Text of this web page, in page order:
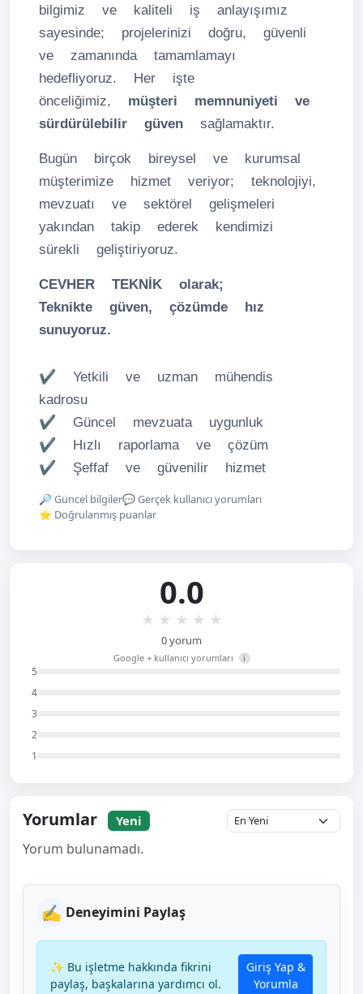
bilgimiz ve kaliteli iş anlayışımız
sayesinde; projelerinizi doğru, güvenli
ve zamanında tamamlamayı
hedefliyoruz. Her işte
önceliğimiz, müşteri memnuniyeti ve
sürdürülebilir güven sağlamaktır.
Bugün birçok bireysel ve kurumsal
müşterimize hizmet veriyor; teknolojiyi,
mevzuatı ve sektörel gelişmeleri
yakından takip ederek kendimizi
sürekli geliştiriyoruz.
CEVHER TEKNİK olarak;
Teknikte güven, çözümde hız
sunuyoruz.
✔ Yetkili ve uzman mühendis
kadrosu
✔ Güncel mevzuata uygunluk
✔ Hızlı raporlama ve çözüm
✔ Şeffaf ve güvenilir hizmet
🔎 Güncel bilgiler💬 Gerçek kullanıcı yorumları
⭐ Doğrulanmış puanlar
5
4
3
2
1
0.0
★ ★ ★ ★ ★
0 yorum
Google + kullanıcı yorumları i
Yorumlar Yeni
Yorum bulunamadı.
✍️ Deneyimini Paylaş
✨ Bu işletme hakkında fikrini
paylaş, başkalarına yardımcı ol.
Giriş Yap &
Yorumla